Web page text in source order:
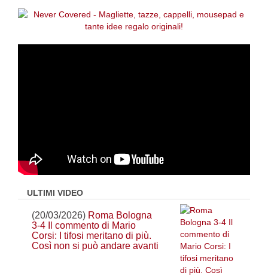
ULTIMI VIDEO
(20/03/2026) Roma Bologna
3-4 Il commento di Mario
Corsi: I tifosi meritano di più.
Così non si può andare avanti